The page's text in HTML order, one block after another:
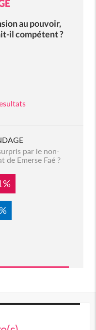
au pouvoir,
il compétent ?
par le non-
de Emerse Faé ?